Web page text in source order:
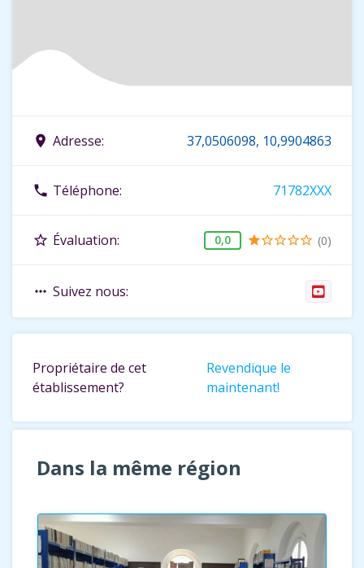
place Adresse: 37,0506098, 10,9904863
phone Téléphone: 71782XXX
star_border Évaluation: 0,0 starstar_borderstar_borderstar_borderstar_border (0)
more_horiz Suivez nous:
Propriétaire de cet
établissement?
Revendique le
maintenant!
Dans la même région